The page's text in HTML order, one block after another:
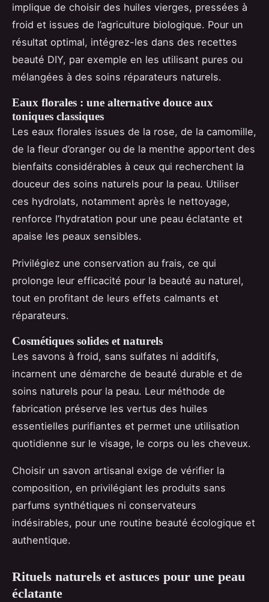
implique de choisir des huiles vierges, pressées à
froid et issues de l’agriculture biologique. Pour un
résultat optimal, intégrez-les dans des recettes
beauté DIY, par exemple en les utilisant pures ou
mélangées à des soins réparateurs naturels.
Eaux florales : une alternative douce aux
toniques classiques
Les eaux florales issues de la rose, de la camomille,
de la fleur d’oranger ou de la menthe apportent des
bienfaits considérables à ceux qui recherchent la
douceur des soins naturels pour la peau. Utiliser
ces hydrolats, notamment après le nettoyage,
renforce l’hydratation pour une peau éclatante et
apaise les peaux sensibles.
Privilégiez une conservation au frais, ce qui
prolonge leur efficacité pour la beauté au naturel,
tout en profitant de leurs effets calmants et
réparateurs.
Cosmétiques solides et naturels
Les savons à froid, sans sulfates ni additifs,
incarnent une démarche de beauté durable et de
soins naturels pour la peau. Leur méthode de
fabrication préserve les vertus des huiles
essentielles purifiantes et permet une utilisation
quotidienne sur le visage, le corps ou les cheveux.
Choisir un savon artisanal exige de vérifier la
composition, en privilégiant les produits sans
parfums synthétiques ni conservateurs
indésirables, pour une routine beauté écologique et
authentique.
Rituels naturels et astuces pour une peau
éclatante